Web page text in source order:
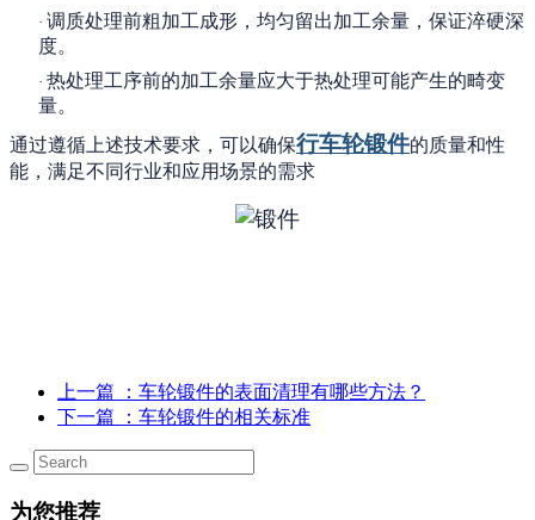
· 调质处理前粗加工成形，均匀留出加工余量，保证淬硬深
度。
· 热处理工序前的加工余量应大于热处理可能产生的畸变
量。
通过遵循上述技术要求，可以确保行车轮锻件的质量和性
能，满足不同行业和应用场景的需求
上一篇
：车轮锻件的表面清理有哪些方法？
下一篇
：车轮锻件的相关标准
为您推荐